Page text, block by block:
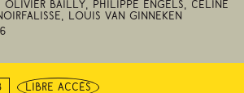
Olivier Bailly, Philippe Engels, Céline
Louis Van Ginneken
libre accès